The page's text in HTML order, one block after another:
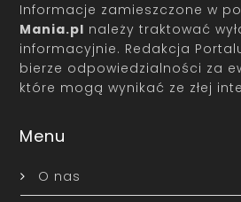
Informacje zamieszczone w
Mania.pl należy traktować
informacyjnie. Redakcja
bierze odpowiedzialności za
które mogą wynikać ze złej
Menu
O nas